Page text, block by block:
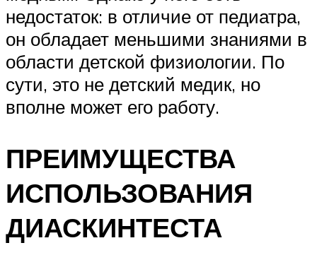
недостаток: в отличие от педиатра,
он обладает меньшими знаниями в
области детской физиологии. По
сути, это не детский медик, но
вполне может его работу.
ПРЕИМУЩЕСТВА
ИСПОЛЬЗОВАНИЯ
ДИАСКИНТЕСТА